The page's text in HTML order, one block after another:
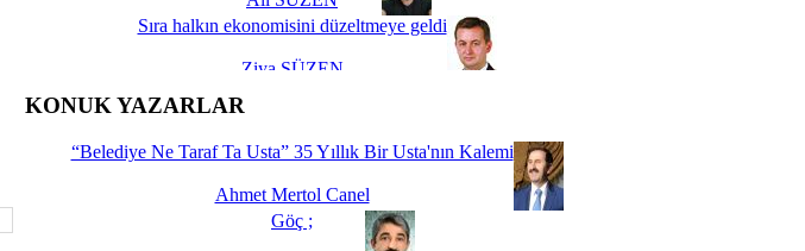
Sıra halkın ekonomisini düzeltmeye geldi
Ziya SÜZEN
İşte Biz buyuz...
KONUK YAZARLAR
“Belediye Ne Taraf Ta Usta” 35 Yıllık Bir Usta'nın Kalemi
Ahmet Mertol Canel
Göç ;